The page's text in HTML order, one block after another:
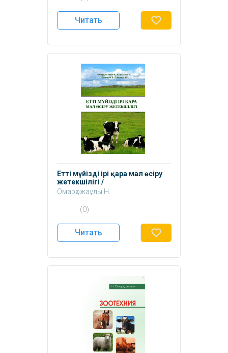
Саденова М.
Читать
Етті мүйізді ірі қара мал өсіру
жетекшілігі /
анықтамалыққұрал.
Омарқожаұлы Н.
Қажғалиев Н.
Титанов Ж.
(0)
Читать